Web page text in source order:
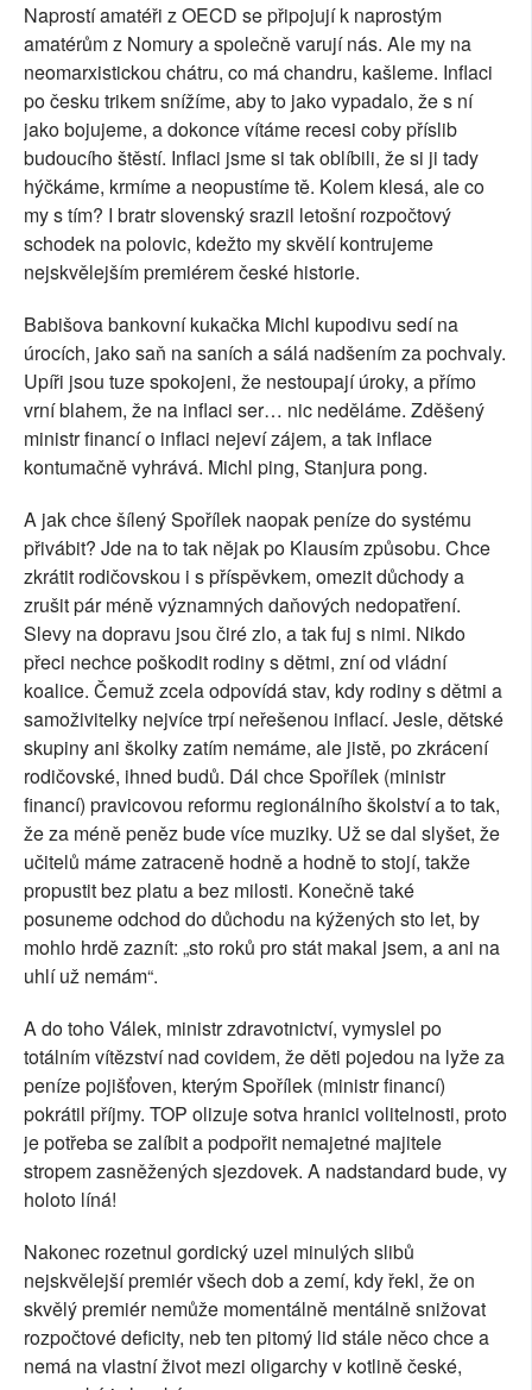
Naprostí amatéři z OECD se připojují k naprostým
amatérům z Nomury a společně varují nás. Ale my na
neomarxistickou chátru, co má chandru, kašleme. Inflaci
po česku trikem snížíme, aby to jako vypadalo, že s ní
jako bojujeme, a dokonce vítáme recesi coby příslib
budoucího štěstí. Inflaci jsme si tak oblíbili, že si ji tady
hýčkáme, krmíme a neopustíme tě. Kolem klesá, ale co
my s tím? I bratr slovenský srazil letošní rozpočtový
schodek na polovic, kdežto my skvělí kontrujeme
nejskvělejším premiérem české historie.
Babišova bankovní kukačka Michl kupodivu sedí na
úrocích, jako saň na saních a sálá nadšením za pochvaly.
Upíři jsou tuze spokojeni, že nestoupají úroky, a přímo
vrní blahem, že na inflaci ser… nic neděláme. Zděšený
ministr financí o inflaci nejeví zájem, a tak inflace
kontumačně vyhrává. Michl ping, Stanjura pong.
A jak chce šílený Spořílek naopak peníze do systému
přivábit? Jde na to tak nějak po Klausím způsobu. Chce
zkrátit rodičovskou i s příspěvkem, omezit důchody a
zrušit pár méně významných daňových nedopatření.
Slevy na dopravu jsou čiré zlo, a tak fuj s nimi. Nikdo
přeci nechce poškodit rodiny s dětmi, zní od vládní
koalice. Čemuž zcela odpovídá stav, kdy rodiny s dětmi a
samoživitelky nejvíce trpí neřešenou inflací. Jesle, dětské
skupiny ani školky zatím nemáme, ale jistě, po zkrácení
rodičovské, ihned budů. Dál chce Spořílek (ministr
financí) pravicovou reformu regionálního školství a to tak,
že za méně peněz bude více muziky. Už se dal slyšet, že
učitelů máme zatraceně hodně a hodně to stojí, takže
propustit bez platu a bez milosti. Konečně také
posuneme odchod do důchodu na kýžených sto let, by
mohlo hrdě zaznít: „sto roků pro stát makal jsem, a ani na
uhlí už nemám“.
A do toho Válek, ministr zdravotnictví, vymyslel po
totálním vítězství nad covidem, že děti pojedou na lyže za
peníze pojišťoven, kterým Spořílek (ministr financí)
pokrátil příjmy. TOP olizuje sotva hranici volitelnosti, proto
je potřeba se zalíbit a podpořit nemajetné majitele
stropem zasněžených sjezdovek. A nadstandard bude, vy
holoto líná!
Nakonec rozetnul gordický uzel minulých slibů
nejskvělejší premiér všech dob a zemí, kdy řekl, že on
skvělý premiér nemůže momentálně mentálně snižovat
rozpočtové deficity, neb ten pitomý lid stále něco chce a
nemá na vlastní život mezi oligarchy v kotlině české,